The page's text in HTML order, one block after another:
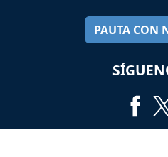
PAUTA CON